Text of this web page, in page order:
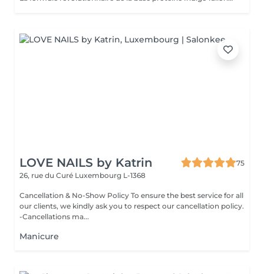
LOVE NAILS by Katrin
75
26, rue du Curé Luxembourg L-1368
Cancellation & No-Show Policy To ensure the best service for all
our clients, we kindly ask you to respect our cancellation policy.
-Cancellations ma...
Manicure